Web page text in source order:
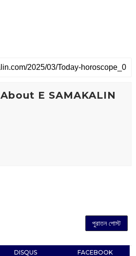
About E SAMAKALIN
পুরাতন পোস্ট
DISQUS FACEBOOK